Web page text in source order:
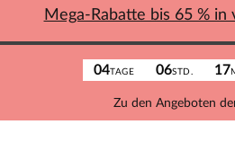
04TAGE 06STD. 17
Zu den Angeboten
Mega-Rabatte bis 65 % in